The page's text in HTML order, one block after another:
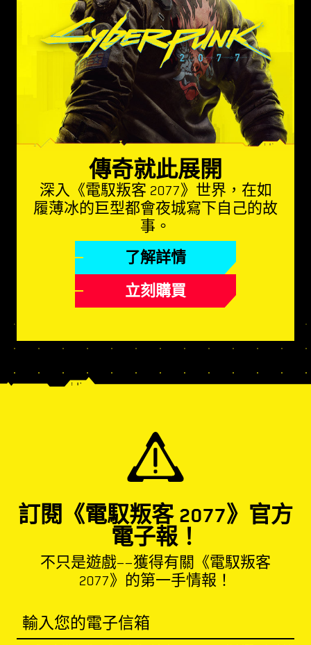
傳奇就此展開
深入《電馭叛客 2077》世界，在如
履薄冰的巨型都會夜城寫下自己的故
事。
了解詳情
立刻購買
訂閱《電馭叛客 2077》官方
電子報！
不只是遊戲——獲得有關《電馭叛客
2077》的第一手情報！
輸入您的電子信箱